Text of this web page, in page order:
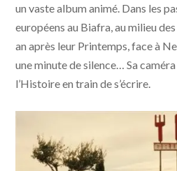
un vaste album animé. Dans les
européens au Biafra, au milieu
an après leur Printemps, face à
une minute de silence… Sa caméra
l’Histoire en train de s’écrire.